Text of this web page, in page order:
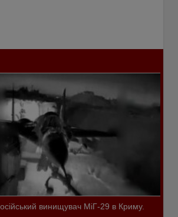
винищувач МіГ-29 в Криму.